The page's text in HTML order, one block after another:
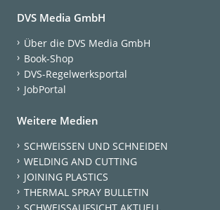
DVS Media GmbH
Über die DVS Media GmbH
Book-Shop
DVS-Regelwerksportal
JobPortal
Weitere Medien
SCHWEISSEN UND SCHNEIDEN
WELDING AND CUTTING
JOINING PLASTICS
THERMAL SPRAY BULLETIN